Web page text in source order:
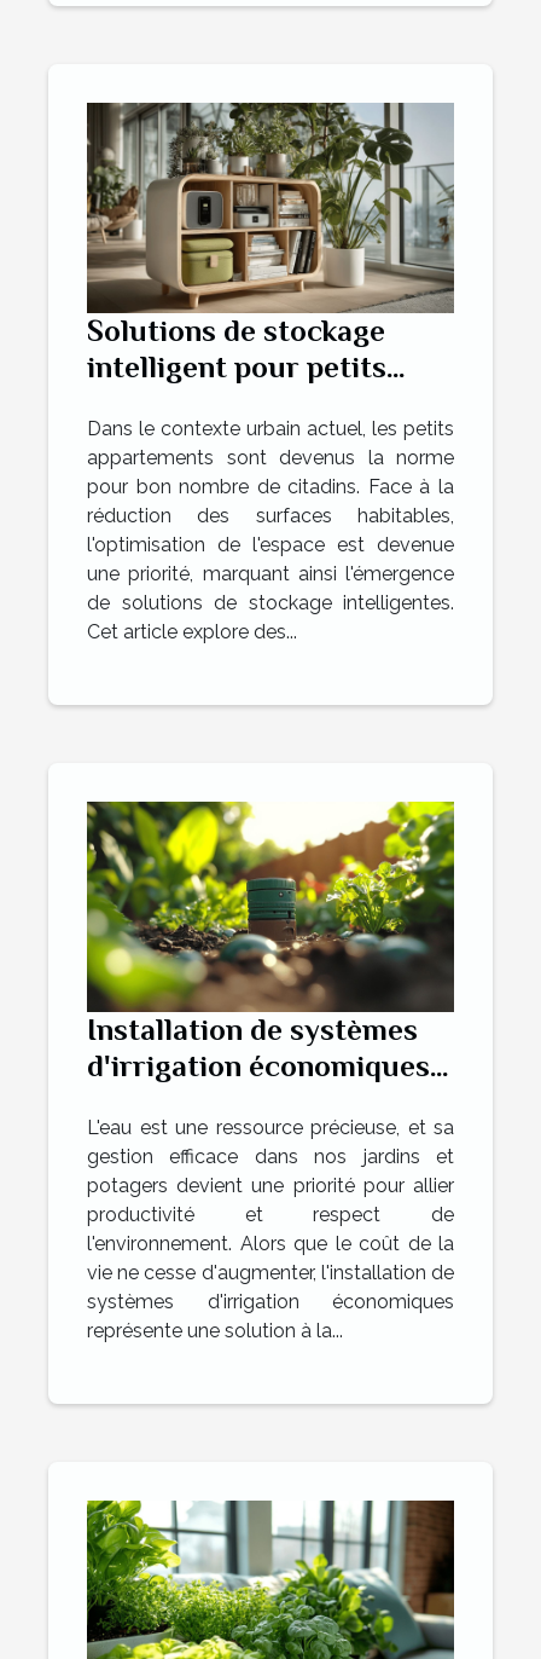
Solutions de stockage
intelligent pour petits
l'espace sans sacrifier le
style
Dans le contexte urbain actuel, les petits
appartements sont devenus la norme
pour bon nombre de citadins. Face à la
réduction des surfaces habitables,
l'optimisation de l'espace est devenue
une priorité, marquant ainsi l'émergence
de solutions de stockage intelligentes.
Cet article explore des...
Installation de systèmes
d'irrigation économiques
conseils pratiques et
écologiques
L'eau est une ressource précieuse, et sa
gestion efficace dans nos jardins et
potagers devient une priorité pour allier
productivité et respect de
l'environnement. Alors que le coût de la
vie ne cesse d'augmenter, l'installation de
systèmes d'irrigation économiques
représente une solution à la...